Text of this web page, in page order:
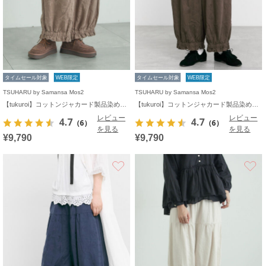
タイムセール対象 WEB限定
TSUHARU by Samansa Mos2
4.7 （6）
レビュー
を見る
¥9,790
タイムセール対象 WEB限定
TSUHARU by Samansa Mos2
4.7 （6）
レビュー
を見る
¥9,790